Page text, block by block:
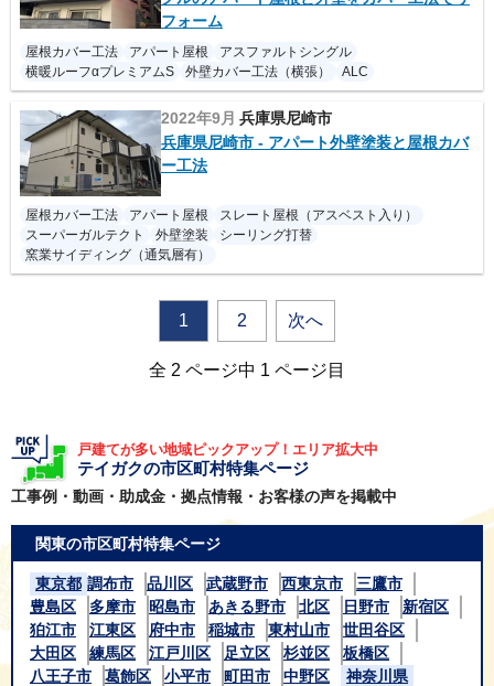
フォーム
屋根カバー工法 アパート屋根
アスファルトシングル
横暖ルーフαプレミアムS
外壁カバー工法（横張） ALC
2022年9月 兵庫県尼崎市
兵庫県尼崎市 - アパート外壁塗装と屋根カバ
ー工法
屋根カバー工法 アパート屋根
スレート屋根（アスベスト入り）
スーパーガルテクト
外壁塗装
シーリング打替
窯業サイディング（通気層有）
1 2 次へ
全 2 ページ中 1 ページ目
戸建てが多い地域ピックアップ！エリア拡大中
テイガクの市区町村特集ページ
工事例・動画・助成金・拠点情報・お客様の声を掲載中
関東の市区町村特集ページ
東京都 調布市 品川区 武蔵野市 西東京市
三鷹市
豊島区
多摩市 昭島市 あきる野市 北区 日野市
新宿区
狛江市
江東区 府中市 稲城市 東村山市
世田谷区
大田区
練馬区 江戸川区 足立区 杉並区
板橋区
八王子市
葛飾区 小平市 町田市 中野区
神奈川県